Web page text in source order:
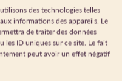
des technologies telles
informations des appareils. Le
de traiter des données
les ID uniques sur ce site. Le fait
peut avoir un effet négatif
descente.
de la journée et un
qui désirent marcher
de faire des